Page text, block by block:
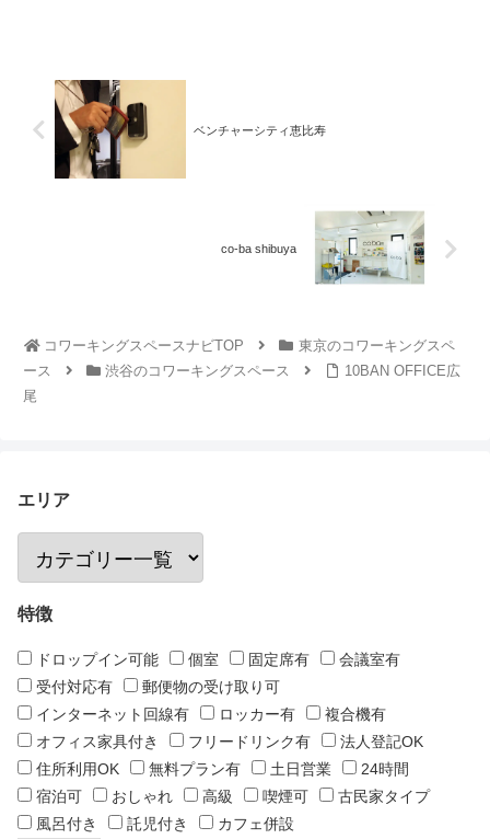
ベンチャーシティ恵比寿
co-ba shibuya
コワーキングスペースナビTOP
東京のコワーキングスペ
ース
渋谷のコワーキングスペース
10BAN OFFICE広
尾
エリア
特徴
ドロップイン可能 個室 固定席有
会議室有
受付対応有
郵便物の受け取り可
インターネット回線有
ロッカー有
複合機有
オフィス家具付き
フリードリンク有
法人登記OK
住所利用OK
無料プラン有 土日営業
24時間
宿泊可
おしゃれ 高級 喫煙可
古民家タイプ
風呂付き
託児付き カフェ併設